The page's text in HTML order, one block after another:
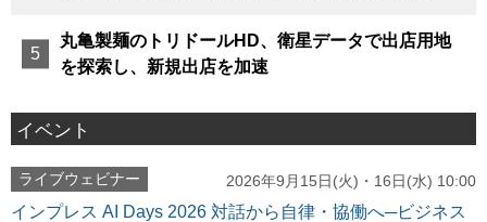
丸亀製麺のトリドールHD、衛星データで出店用地
を探索し、新規出店を加速
イベント
ライブウェビナー 2026年9月15日(火)・16日(水) 10:00
インプレス AI Days 2026 対話から自律・協働へ─ビジネス